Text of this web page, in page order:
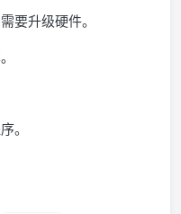
要升级硬件。
。